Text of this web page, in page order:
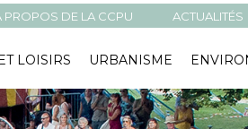
PROPOS DE LA CCPU ACTUALITÉS
LOISIRS URBANISME